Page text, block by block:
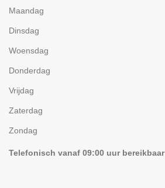
Maandag
Dinsdag
Woensdag
Donderdag
Vrijdag
Zaterdag
Zondag
Telefonisch vanaf 09:00 uur bereikbaar